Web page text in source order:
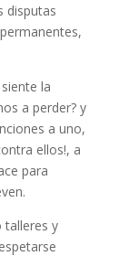
disputas
la
a perder? y
a uno,
ellos!, a
para
talleres y